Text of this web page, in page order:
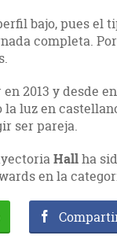
bajo, pues el
completa.
2013 y desde
la luz en
ser pareja.
Hallha
en la